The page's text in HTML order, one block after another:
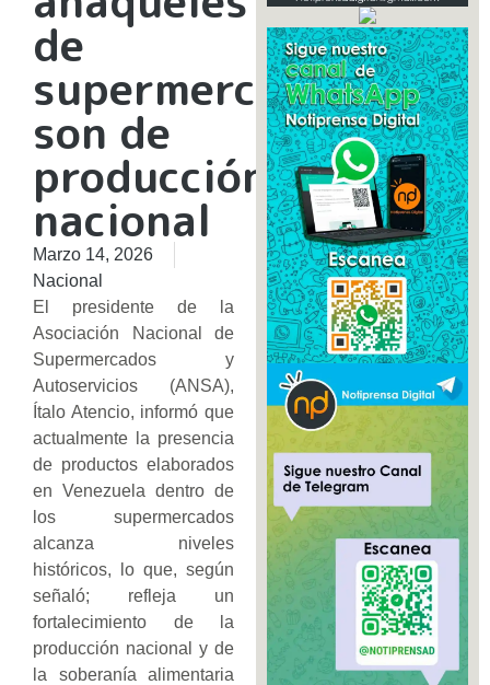
de
supermercados
son de
producción
nacional
Marzo 14, 2026
Nacional
El presidente de la
Asociación Nacional de
Supermercados y
Autoservicios (ANSA),
Ítalo Atencio, informó que
actualmente la presencia
de productos elaborados
en Venezuela dentro de
los supermercados
alcanza niveles
históricos, lo que, según
señaló; refleja un
fortalecimiento de la
producción nacional y de
la soberanía alimentaria